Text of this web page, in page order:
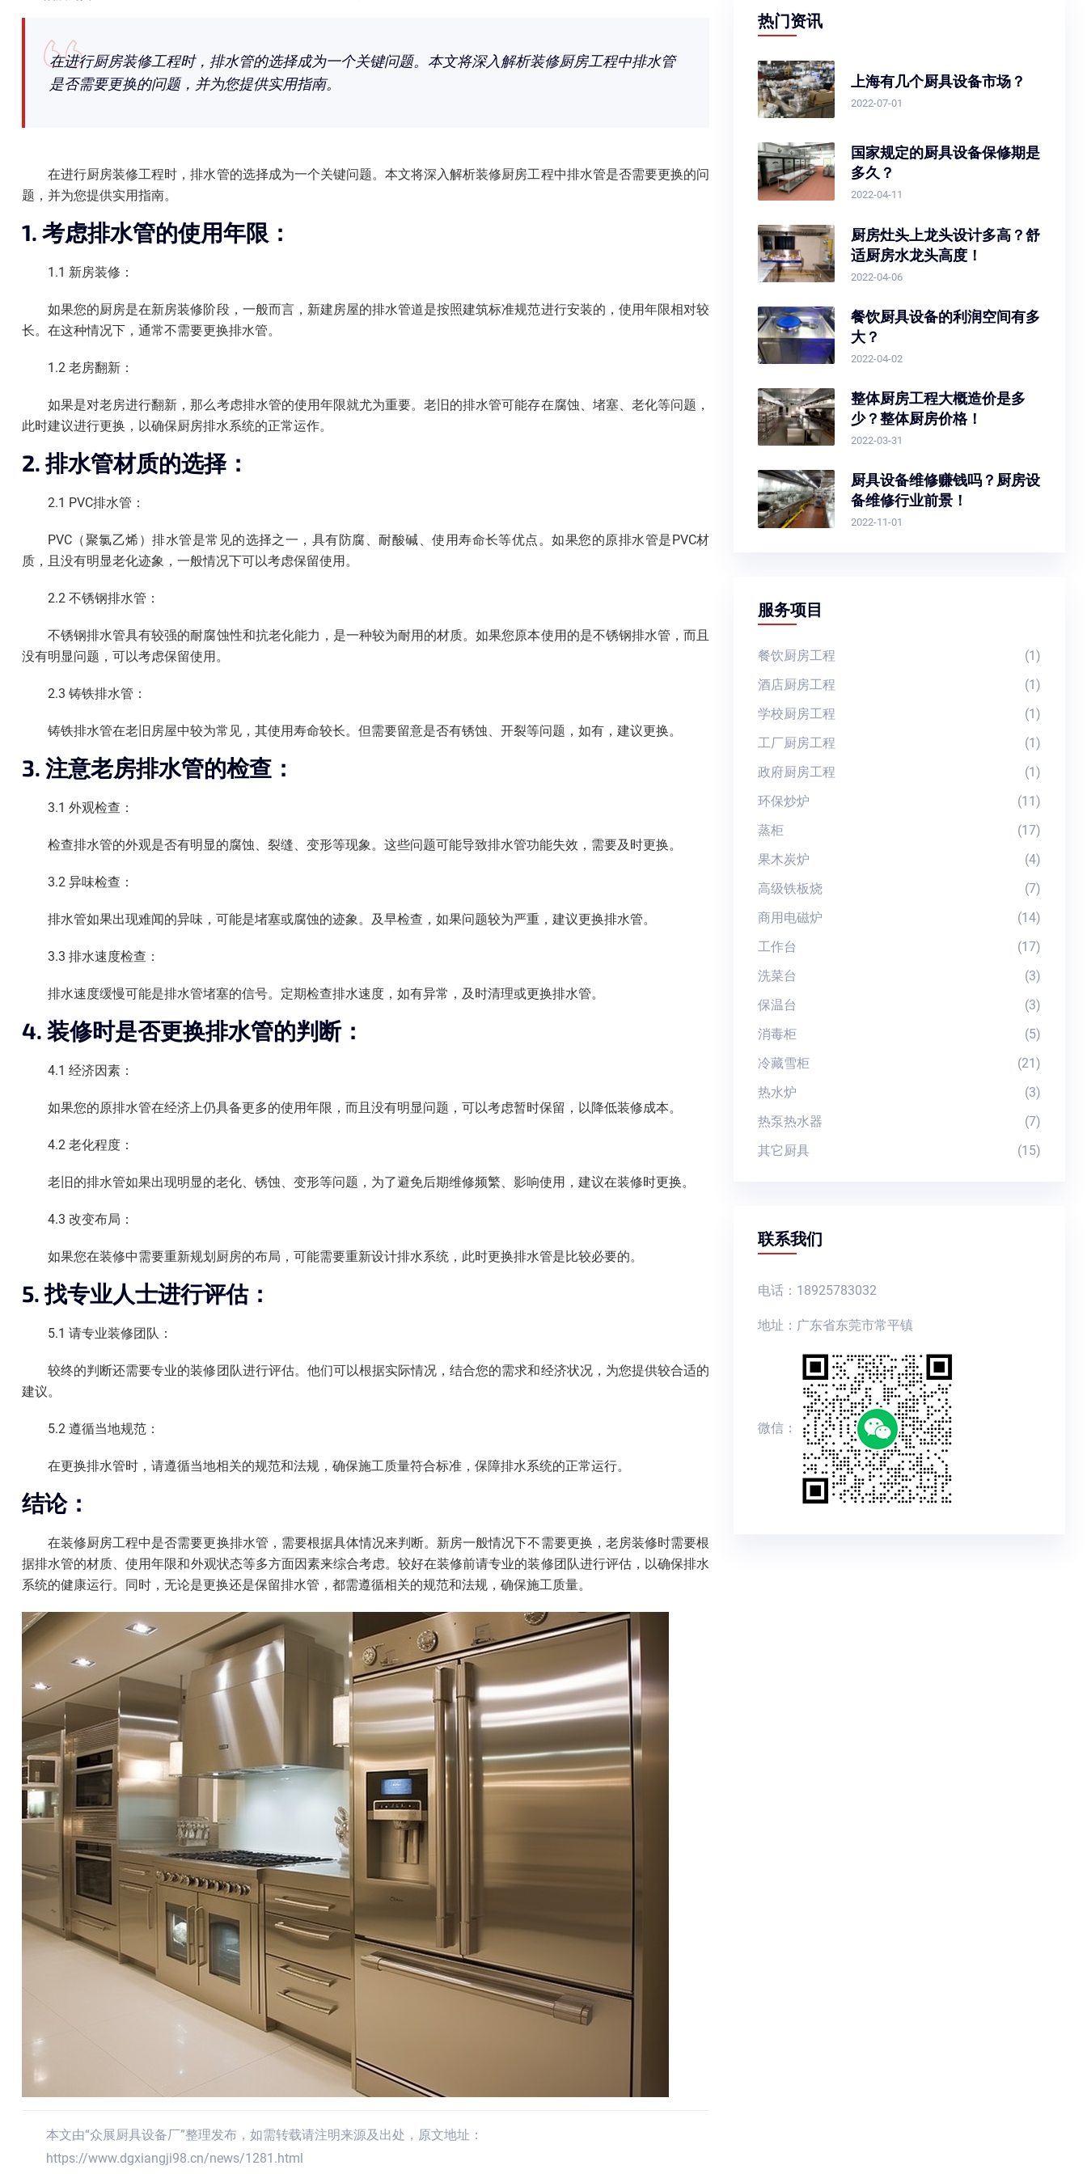
在进行厨房装修工程时，排水管的选择成为一个关键问题。本文将深入解析装修厨房工程中排水管
是否需要更换的问题，并为您提供实用指南。
在进行厨房装修工程时，排水管的选择成为一个关键问题。本文将深入解析装修厨房工程中排水管是否需要更换的问
题，并为您提供实用指南。
1. 考虑排水管的使用年限：
1.1 新房装修：
如果您的厨房是在新房装修阶段，一般而言，新建房屋的排水管道是按照建筑标准规范进行安装的，使用年限相对较
长。在这种情况下，通常不需要更换排水管。
1.2 老房翻新：
如果是对老房进行翻新，那么考虑排水管的使用年限就尤为重要。老旧的排水管可能存在腐蚀、堵塞、老化等问题，
此时建议进行更换，以确保厨房排水系统的正常运作。
2. 排水管材质的选择：
2.1 PVC排水管：
PVC（聚氯乙烯）排水管是常见的选择之一，具有防腐、耐酸碱、使用寿命长等优点。如果您的原排水管是PVC材
质，且没有明显老化迹象，一般情况下可以考虑保留使用。
2.2 不锈钢排水管：
不锈钢排水管具有较强的耐腐蚀性和抗老化能力，是一种较为耐用的材质。如果您原本使用的是不锈钢排水管，而且
没有明显问题，可以考虑保留使用。
2.3 铸铁排水管：
铸铁排水管在老旧房屋中较为常见，其使用寿命较长。但需要留意是否有锈蚀、开裂等问题，如有，建议更换。
3. 注意老房排水管的检查：
3.1 外观检查：
检查排水管的外观是否有明显的腐蚀、裂缝、变形等现象。这些问题可能导致排水管功能失效，需要及时更换。
3.2 异味检查：
排水管如果出现难闻的异味，可能是堵塞或腐蚀的迹象。及早检查，如果问题较为严重，建议更换排水管。
3.3 排水速度检查：
排水速度缓慢可能是排水管堵塞的信号。定期检查排水速度，如有异常，及时清理或更换排水管。
4. 装修时是否更换排水管的判断：
4.1 经济因素：
如果您的原排水管在经济上仍具备更多的使用年限，而且没有明显问题，可以考虑暂时保留，以降低装修成本。
4.2 老化程度：
老旧的排水管如果出现明显的老化、锈蚀、变形等问题，为了避免后期维修频繁、影响使用，建议在装修时更换。
4.3 改变布局：
如果您在装修中需要重新规划厨房的布局，可能需要重新设计排水系统，此时更换排水管是比较必要的。
5. 找专业人士进行评估：
5.1 请专业装修团队：
较终的判断还需要专业的装修团队进行评估。他们可以根据实际情况，结合您的需求和经济状况，为您提供较合适的
建议。
5.2 遵循当地规范：
在更换排水管时，请遵循当地相关的规范和法规，确保施工质量符合标准，保障排水系统的正常运行。
结论：
在装修厨房工程中是否需要更换排水管，需要根据具体情况来判断。新房一般情况下不需要更换，老房装修时需要根
据排水管的材质、使用年限和外观状态等多方面因素来综合考虑。较好在装修前请专业的装修团队进行评估，以确保排水
系统的健康运行。同时，无论是更换还是保留排水管，都需遵循相关的规范和法规，确保施工质量。
本文由“众展厨具设备厂”整理发布，如需转载请注明来源及出处，原文地址：
https://www.dgxiangji98.cn/news/1281.html
热门资讯
上海有几个厨具设备市场？
2022-07-01
国家规定的厨具设备保修期是
多久？
2022-04-11
厨房灶头上龙头设计多高？舒
适厨房水龙头高度！
2022-04-06
餐饮厨具设备的利润空间有多
大？
2022-04-02
整体厨房工程大概造价是多
少？整体厨房价格！
2022-03-31
厨具设备维修赚钱吗？厨房设
备维修行业前景！
2022-11-01
服务项目
餐饮厨房工程
(1)
酒店厨房工程
(1)
学校厨房工程
(1)
工厂厨房工程
(1)
政府厨房工程
(1)
环保炒炉
(11)
蒸柜
(17)
果木炭炉
(4)
高级铁板烧
(7)
商用电磁炉
(14)
工作台
(17)
洗菜台
(3)
保温台
(3)
消毒柜
(5)
冷藏雪柜
(21)
热水炉
(3)
热泵热水器
(7)
其它厨具
(15)
联系我们
电话：18925783032
地址：广东省东莞市常平镇
微信：